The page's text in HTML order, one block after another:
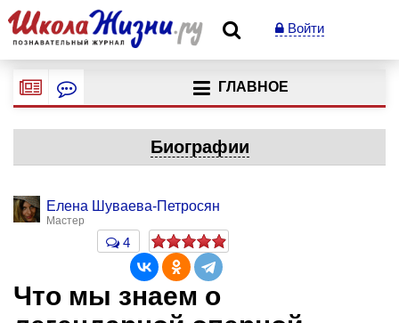
Войти
ГЛАВНОЕ
Биографии
Елена Шуваева-Петросян
Мастер
4
Что мы знаем о